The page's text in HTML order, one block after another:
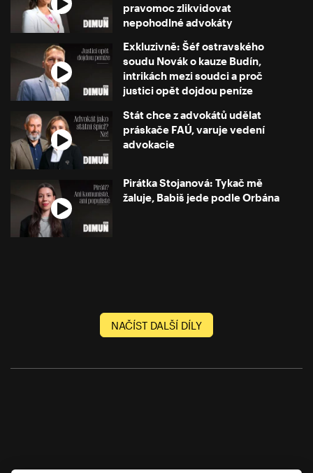
pravomoc zlikvidovat
nepohodlné advokáty
Exkluzivně: Šéf ostravského
soudu Novák o kauze Budín,
intrikách mezi soudci a proč
justici opět dojdou peníze
Stát chce z advokátů udělat
práskače FAÚ, varuje vedení
advokacie
Pirátka Stojanová: Tykač mě
žaluje, Babiš jede podle Orbána
NAČÍST DALŠÍ DÍLY